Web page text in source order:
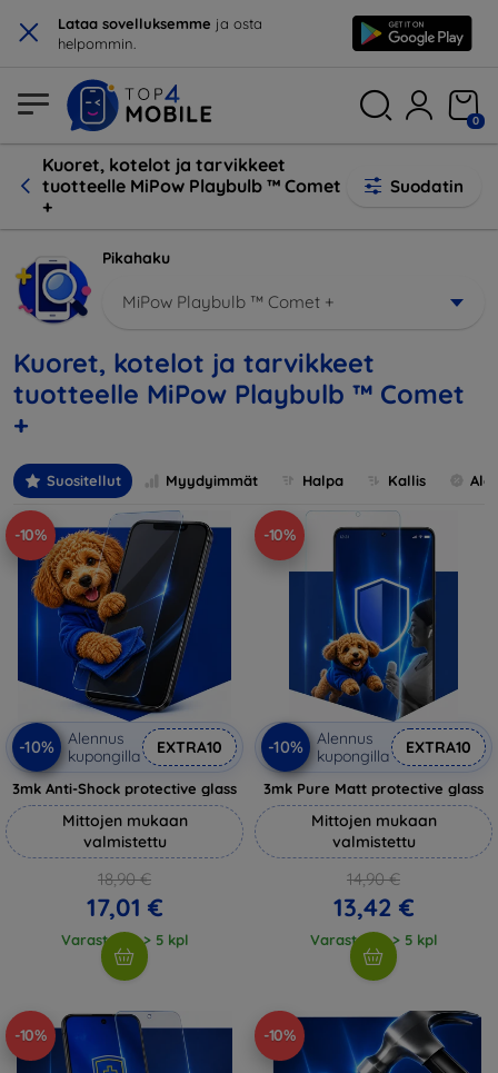
× Lataa sovelluksemme ja osta
helpommin.
0
Kuoret, kotelot ja tarvikkeet
tuotteelle MiPow Playbulb ™ Comet
+
Suodatin
Pikahaku
MiPow Playbulb ™ Comet +
Kuoret, kotelot ja tarvikkeet
tuotteelle MiPow Playbulb ™ Comet
+
Suositellut Myydyimmät Halpa Kallis
-10%
-10%
Alennus
kupongilla
EXTRA10
3mk Anti-Shock protective glass
Mittojen mukaan
valmistettu
18,90 €
17,01 €
Varastossa > 5 kpl
-10%
-10%
Alennus
kupongilla
EXTRA10
3mk Pure Matt protective glass
Mittojen mukaan
valmistettu
14,90 €
13,42 €
Varastossa > 5 kpl
-10% -10%